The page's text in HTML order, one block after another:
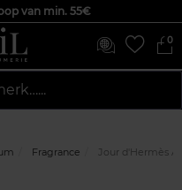
van min. 55€
0
Fragrance Jour d'Hermès